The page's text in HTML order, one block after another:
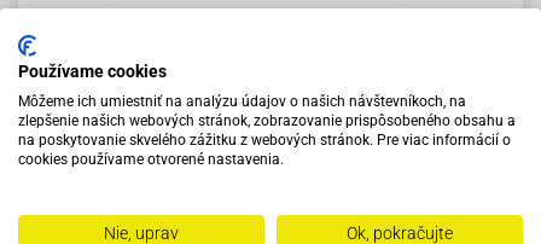
rozvodová reťaz 434 98článkov od CYC
27.06 €
Do košíka
Používame cookies
Môžeme ich umiestniť na analýzu údajov o našich návštevníkoch, na
zlepšenie našich webových stránok, zobrazovanie prispôsobeného obsahu a
na poskytovanie skvelého zážitku z webových stránok. Pre viac informácií o
cookies používame otvorené nastavenia.
Nie, uprav Ok, pokračujte